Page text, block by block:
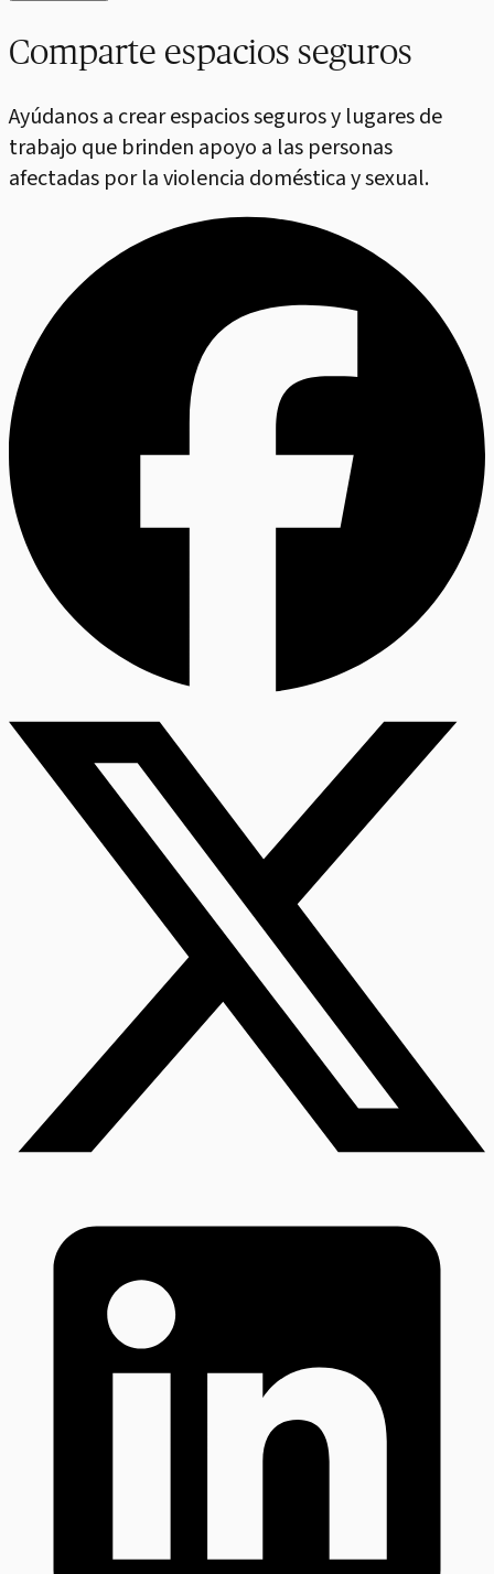
Comparte espacios seguros
Ayúdanos a crear espacios seguros y lugares de
trabajo que brinden apoyo a las personas
afectadas por la violencia doméstica y sexual.